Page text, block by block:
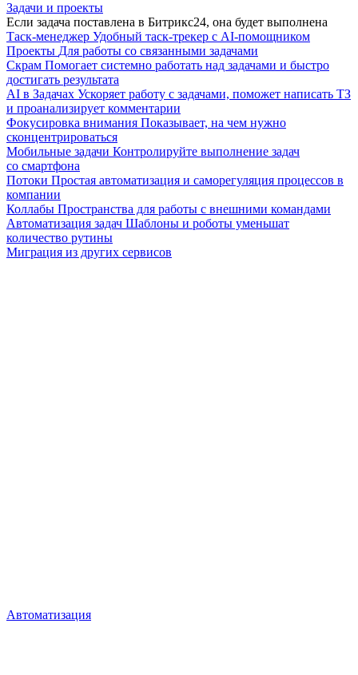
Задачи и проекты
Если задача поставлена в Битрикс24, она будет выполнена
Таск-менеджер Удобный таск-трекер с AI-помощником
Проекты Для работы со связанными задачами
Скрам Помогает системно работать над задачами и быстро
достигать результата
AI в Задачах Ускоряет работу с задачами, поможет написать ТЗ
и проанализирует комментарии
Фокусировка внимания Показывает, на чем нужно
сконцентрироваться
Мобильные задачи Контролируйте выполнение задач
со смартфона
Потоки Простая автоматизация и саморегуляция процессов в
компании
Коллабы Пространства для работы с внешними командами
Автоматизация задач Шаблоны и роботы уменьшат
количество рутины
Миграция из других сервисов
Автоматизация